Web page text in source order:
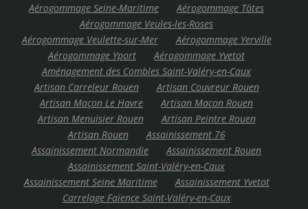
Aérogommage Seine-Maritime
Aérogommage Tôtes
Aérogommage Veules-les-Roses
Aérogommage Veulette-sur-Mer
Aérogommage Yerville
Aérogommage Yport
Aérogommage Yvetot
Aménagement des Combles Saint-Valéry-en-Caux
Artisan Carreleur Rouen
Artisan Couvreur Rouen
Artisan Maçon Le Havre
Artisan Maçon Rouen
Artisan Menuisier Rouen
Artisan Peintre Rouen
Artisan Rouen
Assainissement 76
Assainissement Normandie
Assainissement Rouen
Assainissement Saint-Valéry-en-Caux
Assainissement Seine Maritime
Assainissement Yvetot
Carrelage Faïence Saint-Valéry-en-Caux